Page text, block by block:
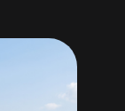
免息分
算管